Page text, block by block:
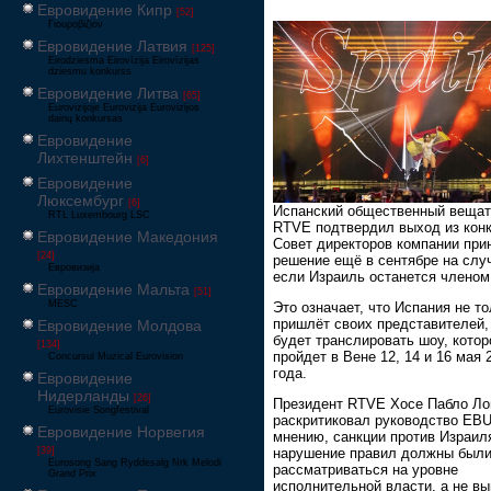
Евровидение Кипр [52]
Γιουροβίζιον
Евровидение Латвия [125]
Eirodziesma Eirovīzija Eirovīzijas
dziesmu konkurss
Евровидение Литва [65]
Eurovizijoje Eurovizija Eurovizijos
dainų konkursas
Евровидение
Лихтенштейн [6]
Евровидение
Люксембург [6]
RTL Luxembourg LSC
Евровидение Македония
[24]
Евровизија
Евровидение Мальта [51]
MESC
Евровидение Молдова
[134]
Concursul Muzical Eurovision
Евровидение
Нидерланды [26]
Eurovisie Songfestival
Евровидение Норвегия
[39]
Eurosong Sang Ryddesalg Nrk Melodi
Grand Prix
Испанский общественный
RTVE подтвердил выход из
Совет директоров компании
решение ещё в сентябре на
если Израиль останется
Это означает, что Испания не
пришлёт своих
будет транслировать шоу,
пройдет в Вене 12, 14 и 16 мая
года.
Президент RTVE Хосе Пабло
раскритиковал руководство
мнению, санкции против
нарушение правил должны были
рассматриваться на уровне
исполнительной власти, а не